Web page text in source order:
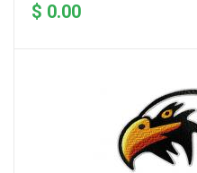
$ 0.00